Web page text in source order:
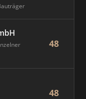
48
48